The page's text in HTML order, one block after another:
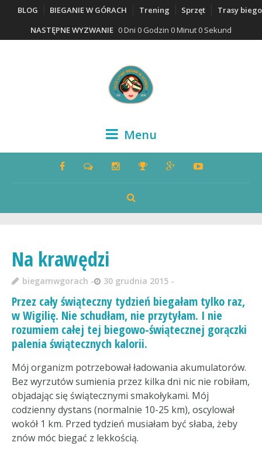
BLOG BIEGANIE W GÓRACH Trening Sprzęt
Trasy
NASTĘPNE WYZWANIE 0 Dni 0 Godzin 0 Minut 0 Sekund
Menu
Na krawędzi
biegamwgorach 30 grudnia 2015
Przez cały świąteczny tydzień biegałam tylko raz,
w Wigilię. Nie schudłam, nie przytyłam. I nie
rozumiem całej tej biegowo-świątecznej gorączki
palenia świątecznych kalorii.
Mój organizm potrzebował ładowania akumulatorów.
Bez wyrzutów sumienia przez kilka dni nic nie robiłam,
objadając się świątecznymi smakołykami. Mój
codzienny dystans (normalnie 10-25 km), oscylował
wokół 1 km. Przed tydzień musiałam być słaba, żeby
znów móc biegać z lekkością.